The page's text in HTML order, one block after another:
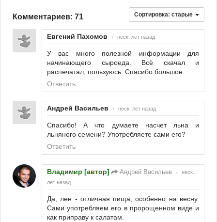
Комментариев: 71 Сортировка: старые
Евгений Пахомов • неск. лет назад
У вас много полезной информации для
начинающего сыроеда. Всё скачал и
распечатал, пользуюсь. Спасибо большое.
Ответить
Андрей Васильев • неск. лет назад
Спасибо! А что думаете насчет льна и
льняного семени? Употребляете сами его?
Ответить
Владимир [автор] Андрей Васильев •
неск.
лет назад
Да, лен - отличная пища, особенно на весну.
Сами употребляем его в пророщенном виде и
как приправу к салатам.